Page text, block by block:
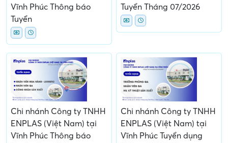
Vĩnh Phúc Thông báo
Tuyển
Tuyển Tháng 07/2026
Chi nhánh Công ty TNHH
ENPLAS (Việt Nam) tại
Vĩnh Phúc Thông báo
Chi nhánh Công ty TNHH
ENPLAS (Việt Nam) tại
Vĩnh Phúc Tuyển dụng